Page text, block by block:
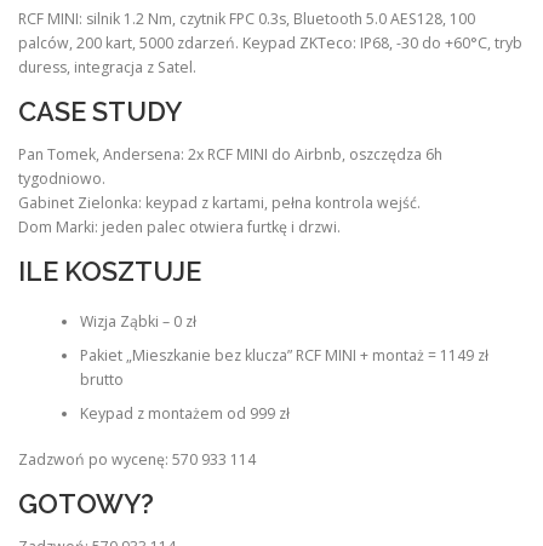
RCF MINI: silnik 1.2 Nm, czytnik FPC 0.3s, Bluetooth 5.0 AES128, 100
palców, 200 kart, 5000 zdarzeń. Keypad ZKTeco: IP68, -30 do +60°C, tryb
duress, integracja z Satel.
CASE STUDY
Pan Tomek, Andersena: 2x RCF MINI do Airbnb, oszczędza 6h
tygodniowo.
Gabinet Zielonka: keypad z kartami, pełna kontrola wejść.
Dom Marki: jeden palec otwiera furtkę i drzwi.
ILE KOSZTUJE
Wizja Ząbki – 0 zł
Pakiet „Mieszkanie bez klucza” RCF MINI + montaż = 1149 zł
brutto
Keypad z montażem od 999 zł
Zadzwoń po wycenę: 570 933 114
GOTOWY?